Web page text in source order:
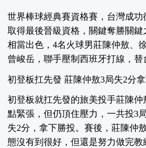
世界棒球經典賽資格賽，台灣成功
取得最後晉級資格，關鍵奪勝關鍵
相當出色，4名火球男莊陳仲敖、
曾峻岳，聯手壓制西班牙打線，替
初登板扛先發 莊陳仲敖3局失2分
初登板就扛先發的旅美投手莊陳
點緊張，但仍頂住壓力，一共投3
失2分，拿下勝投。賽後，莊陳仲
態沒有到很好，但還是努力做完教